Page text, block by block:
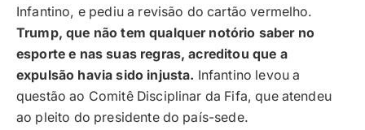
Infantino, e pediu a revisão do cartão vermelho.
Trump, que não tem qualquer notório saber no
esporte e nas suas regras, acreditou que a
expulsão havia sido injusta. Infantino levou a
questão ao Comitê Disciplinar da Fifa, que atendeu
ao pleito do presidente do país-sede.